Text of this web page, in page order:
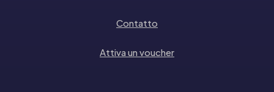
Contatto
Attiva un voucher